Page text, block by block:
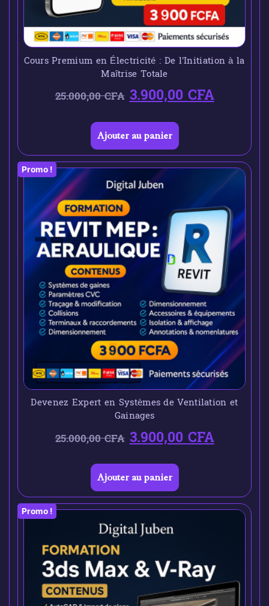
Cours Premium en Électricité : De l’Initiation à la
Maîtrise Totale
25.000,00CFA 3.900,00CFA
Ajouter au panier
Promo !
Devenez Expert en Systèmes de Ventilation et
Gainages
25.000,00CFA 3.900,00CFA
Ajouter au panier
Promo !